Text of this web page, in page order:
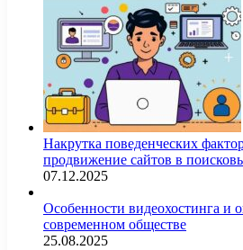
Накрутка поведенческих
продвижение сайтов в
07.12.2025
Особенности видеохостинга и
современном обществе
25.08.2025